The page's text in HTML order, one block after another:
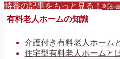
特養の記事をもっと見る！ fa-
有料老人ホームの知識
介護付き有料老人ホーム
住宅型有料老人ホームと